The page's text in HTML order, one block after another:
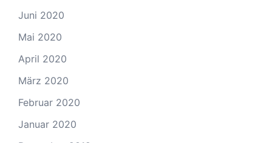
Juni 2020
Mai 2020
April 2020
März 2020
Februar 2020
Januar 2020